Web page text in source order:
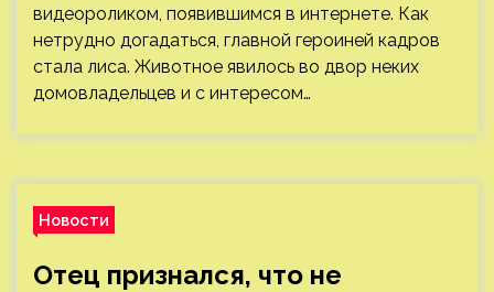
видеороликом, появившимся в интернете. Как
нетрудно догадаться, главной героиней кадров
стала лиса. Животное явилось во двор неких
домовладельцев и с интересом…
Новости
Отец признался, что не